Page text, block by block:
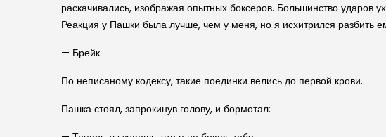
раскачивались, изображая опытных боксеров. Большинство ударов
Реакция у Пашки была лучше, чем у меня, но я исхитрился разбить
— Брейк.
По неписаному кодексу, такие поединки велись до первой крови.
Пашка стоял, запрокинув голову, и бормотал: